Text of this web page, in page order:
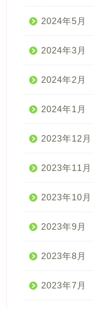
2024年5月
2024年3月
2024年2月
2024年1月
2023年12月
2023年11月
2023年10月
2023年9月
2023年8月
2023年7月